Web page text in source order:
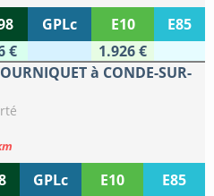
GPLc E10
E85
€
1.926 €
à CONDE-SUR-
GPLc E10
E85